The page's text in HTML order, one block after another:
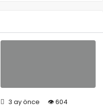
3 ay önce 604